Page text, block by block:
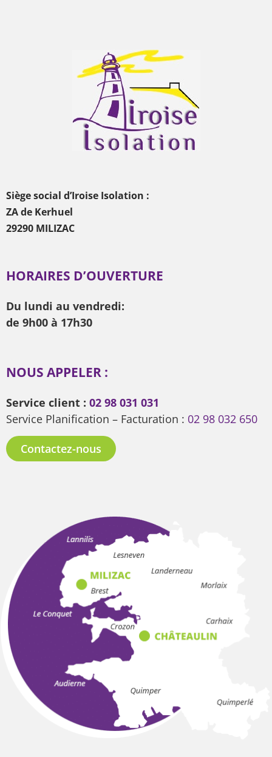
Siège social d’Iroise Isolation :
ZA de Kerhuel
29290 MILIZAC
HORAIRES D’OUVERTURE
Du lundi au vendredi:
de 9h00 à 17h30
NOUS APPELER :
Service client : 02 98 031 031
Service Planification – Facturation : 02 98 032 650
Contactez-nous